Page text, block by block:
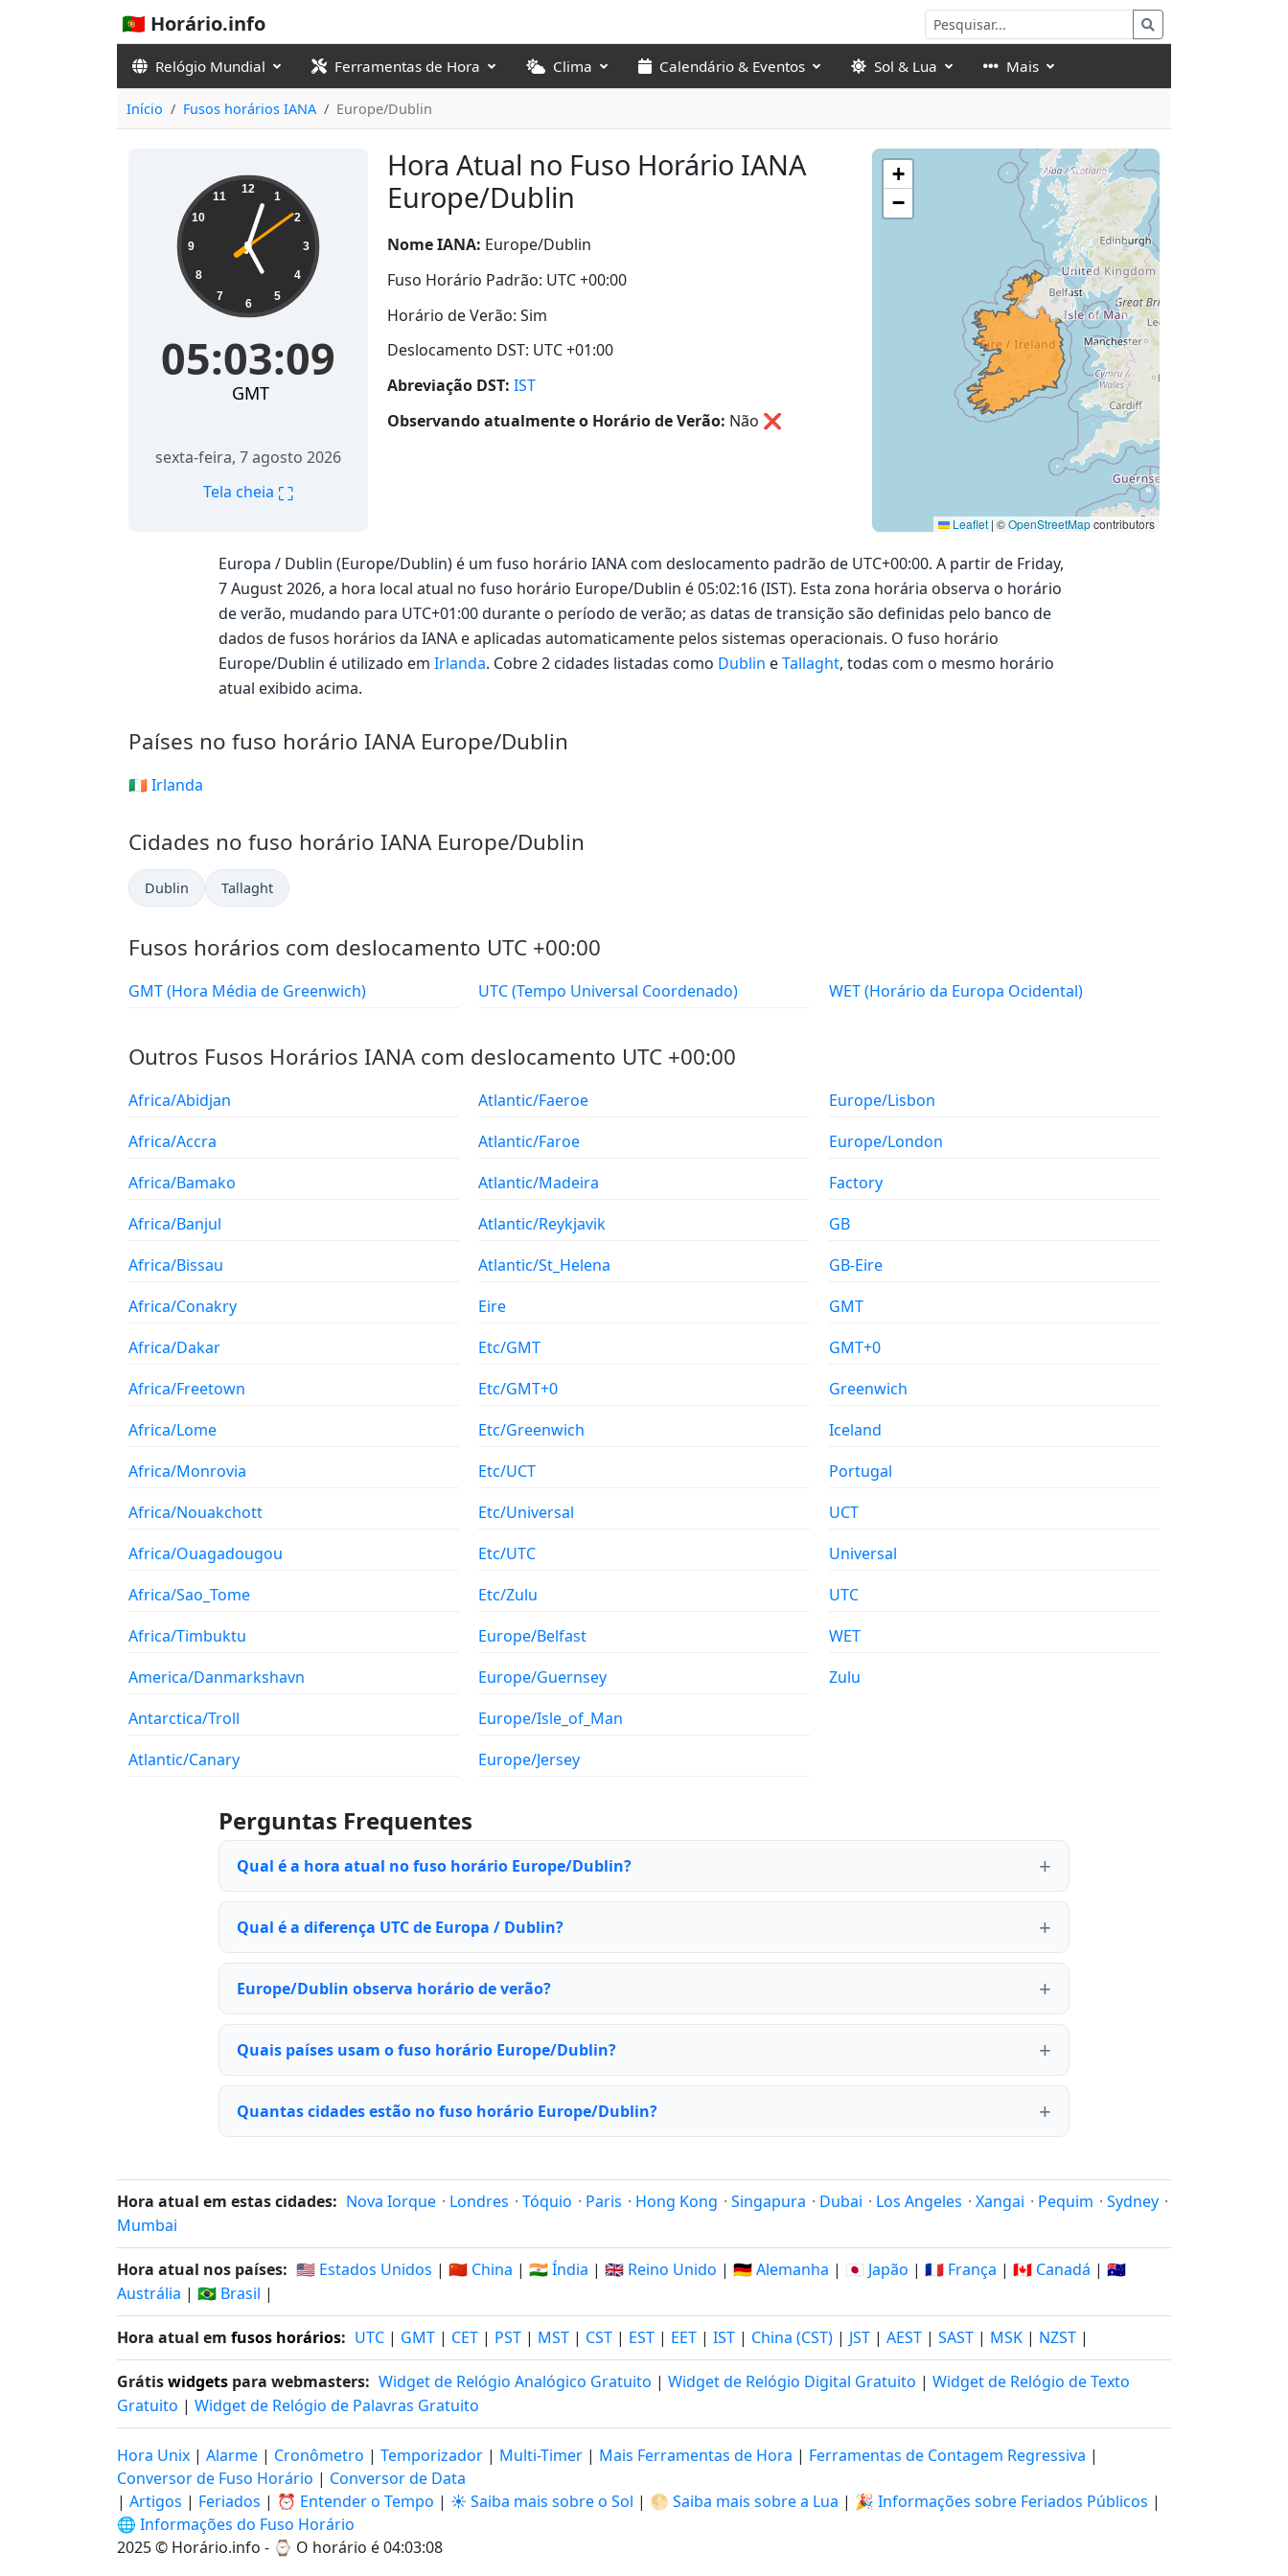
🇵🇹 Horário.info
Relógio Mundial Ferramentas de Hora Clima Calendário & Eventos Sol & Lua Mais
Início Fusos horários IANA Europe/Dublin
Hora Atual no Fuso Horário IANA
Europe/Dublin
05:03:10 12
1
2
3
4
5
6
7
8
9
10
11
05:03:10
GMT
sexta-feira, 7 agosto 2026
Tela cheia ⛶
Nome IANA: Europe/Dublin
Fuso Horário Padrão: UTC +00:00
Horário de Verão: Sim
Deslocamento DST: UTC +01:00
Abreviação DST: IST
Observando atualmente o Horário de Verão: Não ❌
+
−
Leaflet | ©OpenStreetMapcontributors
Europa / Dublin (Europe/Dublin) é um fuso horário IANA com deslocamento padrão de UTC+00:00. A partir de Friday,
7 August 2026, a hora local atual no fuso horário Europe/Dublin é 05:02:16 (IST). Esta zona horária observa o horário
de verão, mudando para UTC+01:00 durante o período de verão; as datas de transição são definidas pelo banco de
dados de fusos horários da IANA e aplicadas automaticamente pelos sistemas operacionais. O fuso horário
Europe/Dublin é utilizado em Irlanda. Cobre 2 cidades listadas como Dublin eTallaght, todas com o mesmo horário
atual exibido acima.
Países no fuso horário IANA Europe/Dublin
🇮🇪 Irlanda
Cidades no fuso horário IANA Europe/Dublin
Dublin Tallaght
Fusos horários com deslocamento UTC +00:00
GMT (Hora Média de Greenwich) UTC (Tempo Universal Coordenado) WET (Horário da Europa Ocidental)
Outros Fusos Horários IANA com deslocamento UTC +00:00
Africa/Abidjan
Africa/Accra
Africa/Bamako
Africa/Banjul
Africa/Bissau
Africa/Conakry
Africa/Dakar
Africa/Freetown
Africa/Lome
Africa/Monrovia
Africa/Nouakchott
Africa/Ouagadougou
Africa/Sao_Tome
Africa/Timbuktu
America/Danmarkshavn
Antarctica/Troll
Atlantic/Canary
Atlantic/Faeroe
Atlantic/Faroe
Atlantic/Madeira
Atlantic/Reykjavik
Atlantic/St_Helena
Eire
Etc/GMT
Etc/GMT+0
Etc/Greenwich
Etc/UCT
Etc/Universal
Etc/UTC
Etc/Zulu
Europe/Belfast
Europe/Guernsey
Europe/Isle_of_Man
Europe/Jersey
Europe/Lisbon
Europe/London
Factory
GB
GB-Eire
GMT
GMT+0
Greenwich
Iceland
Portugal
UCT
Universal
UTC
WET
Zulu
Perguntas Frequentes
Qual é a hora atual no fuso horário Europe/Dublin?
Qual é a diferença UTC de Europa / Dublin?
Europe/Dublin observa horário de verão?
Quais países usam o fuso horário Europe/Dublin?
Quantas cidades estão no fuso horário Europe/Dublin?
Hora atual em estas cidades: Nova Iorque · Londres · Tóquio · Paris · Hong Kong · Singapura · Dubai · Los Angeles · Xangai · Pequim · Sydney ·
Mumbai
Hora atual nos países: 🇺🇸 Estados Unidos | 🇨🇳 China | 🇮🇳 Índia | 🇬🇧 Reino Unido | 🇩🇪 Alemanha | 🇯🇵 Japão | 🇫🇷 França | 🇨🇦 Canadá | 🇦🇺
Austrália | 🇧🇷 Brasil |
Hora atual em fusos horários: UTC | GMT | CET | PST | MST | CST | EST | EET | IST | China (CST) | JST | AEST | SAST | MSK | NZST |
Grátiswidgets para webmasters: Widget de Relógio Analógico Gratuito | Widget de Relógio Digital Gratuito | Widget de Relógio de Texto
Gratuito | Widget de Relógio de Palavras Gratuito
Hora Unix | Alarme | Cronômetro | Temporizador | Multi-Timer | Mais Ferramentas de Hora | Ferramentas de Contagem Regressiva |
Conversor de Fuso Horário | Conversor de Data
| Artigos | Feriados | ⏰ Entender o Tempo | ☀️ Saiba mais sobre o Sol | 🌕 Saiba mais sobre a Lua | 🎉 Informações sobre Feriados Públicos |
🌐 Informações do Fuso Horário
2025 © Horário.info - ⌚ O horário é 04:03:09